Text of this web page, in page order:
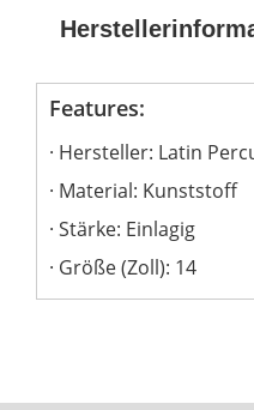
Features:
Hersteller: Latin
Material: Kunststoff
Stärke: Einlagig
Größe (Zoll): 14